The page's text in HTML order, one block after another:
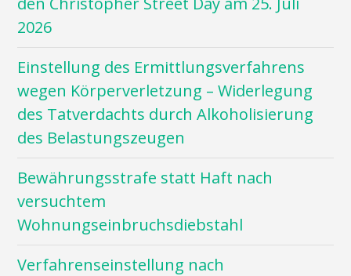
2026
Einstellung des Ermittlungsverfahrens
wegen Körperverletzung – Widerlegung
des Tatverdachts durch Alkoholisierung
des Belastungszeugen
Bewährungsstrafe statt Haft nach
versuchtem
Wohnungseinbruchsdiebstahl
Verfahrenseinstellung nach